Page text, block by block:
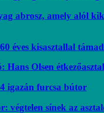
abrosz, amely alól
éves kisasztallal
Hans Olsen
igazán furcsa bútor
végtelen sínek az